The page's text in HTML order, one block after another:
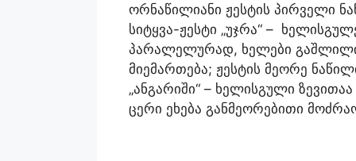
ორნაწილიანი ჟესტის პირველი
სიტყვა-ჟესტი „უჯრა“ –
პარალელურად, ხელები
მიემართება; ჟესტის მეორე
„ანგარიში“ – ხელისგული
ცერი ეხება განმეორებითი